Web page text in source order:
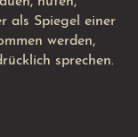
als Spiegel einer
werden,
sprechen.